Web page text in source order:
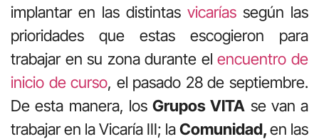
implantar en las distintas vicarías según las
prioridades que estas escogieron para
trabajar en su zona durante elencuentro de
inicio de curso, el pasado 28 de septiembre.
De esta manera, los Grupos VITA se van a
trabajar en la Vicaría III; laComunidad,en las